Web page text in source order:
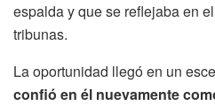
espalda y que se reflejaba en
tribunas.
La oportunidad llegó en un
confió en él nuevamente